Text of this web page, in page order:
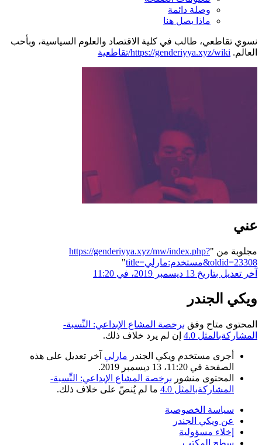
وصلة دائمة
ماذا يصل هنا
نسوي تقاطعي، طالب في كلية الاقتصاد والعلوم السياسية، وبأحب
العالم. https://genderiyya.xyz/wiki/تقاطعية
عني
مجلوبة من "https://genderiyya.xyz/mw/index.php?
title=مستخدم:مارلي&oldid=23308
"
آخر تعديل بتاريخ 13 ديسمبر 2019، في 11:20
ويكي الجندر
المحتوى متاح وفق برخصة المشاع الإبداعي: النِّسبة-
المشاركةبالمثل 4.0
إن لم يرد خلاف ذلك.
أجرى مستخدم ويكي الجندر مارلي آخر تعديل على هذه
الصفحة في 11:20، 13 ديسمبر 2019.
المحتوى منشور برخصة المشاع الإبداعي: النِّسبة-
المشاركةبالمثل 4.0
ما لم يُنصّ على خلاف ذلك.
سياسة الخصوصية
عن ويكي الجندر
إخلاء مسؤولية
سطح المكتب